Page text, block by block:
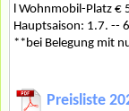
l Wohnmobil-Platz €
Hauptsaison: 1.7. --
**bei Belegung mit
Preisliste